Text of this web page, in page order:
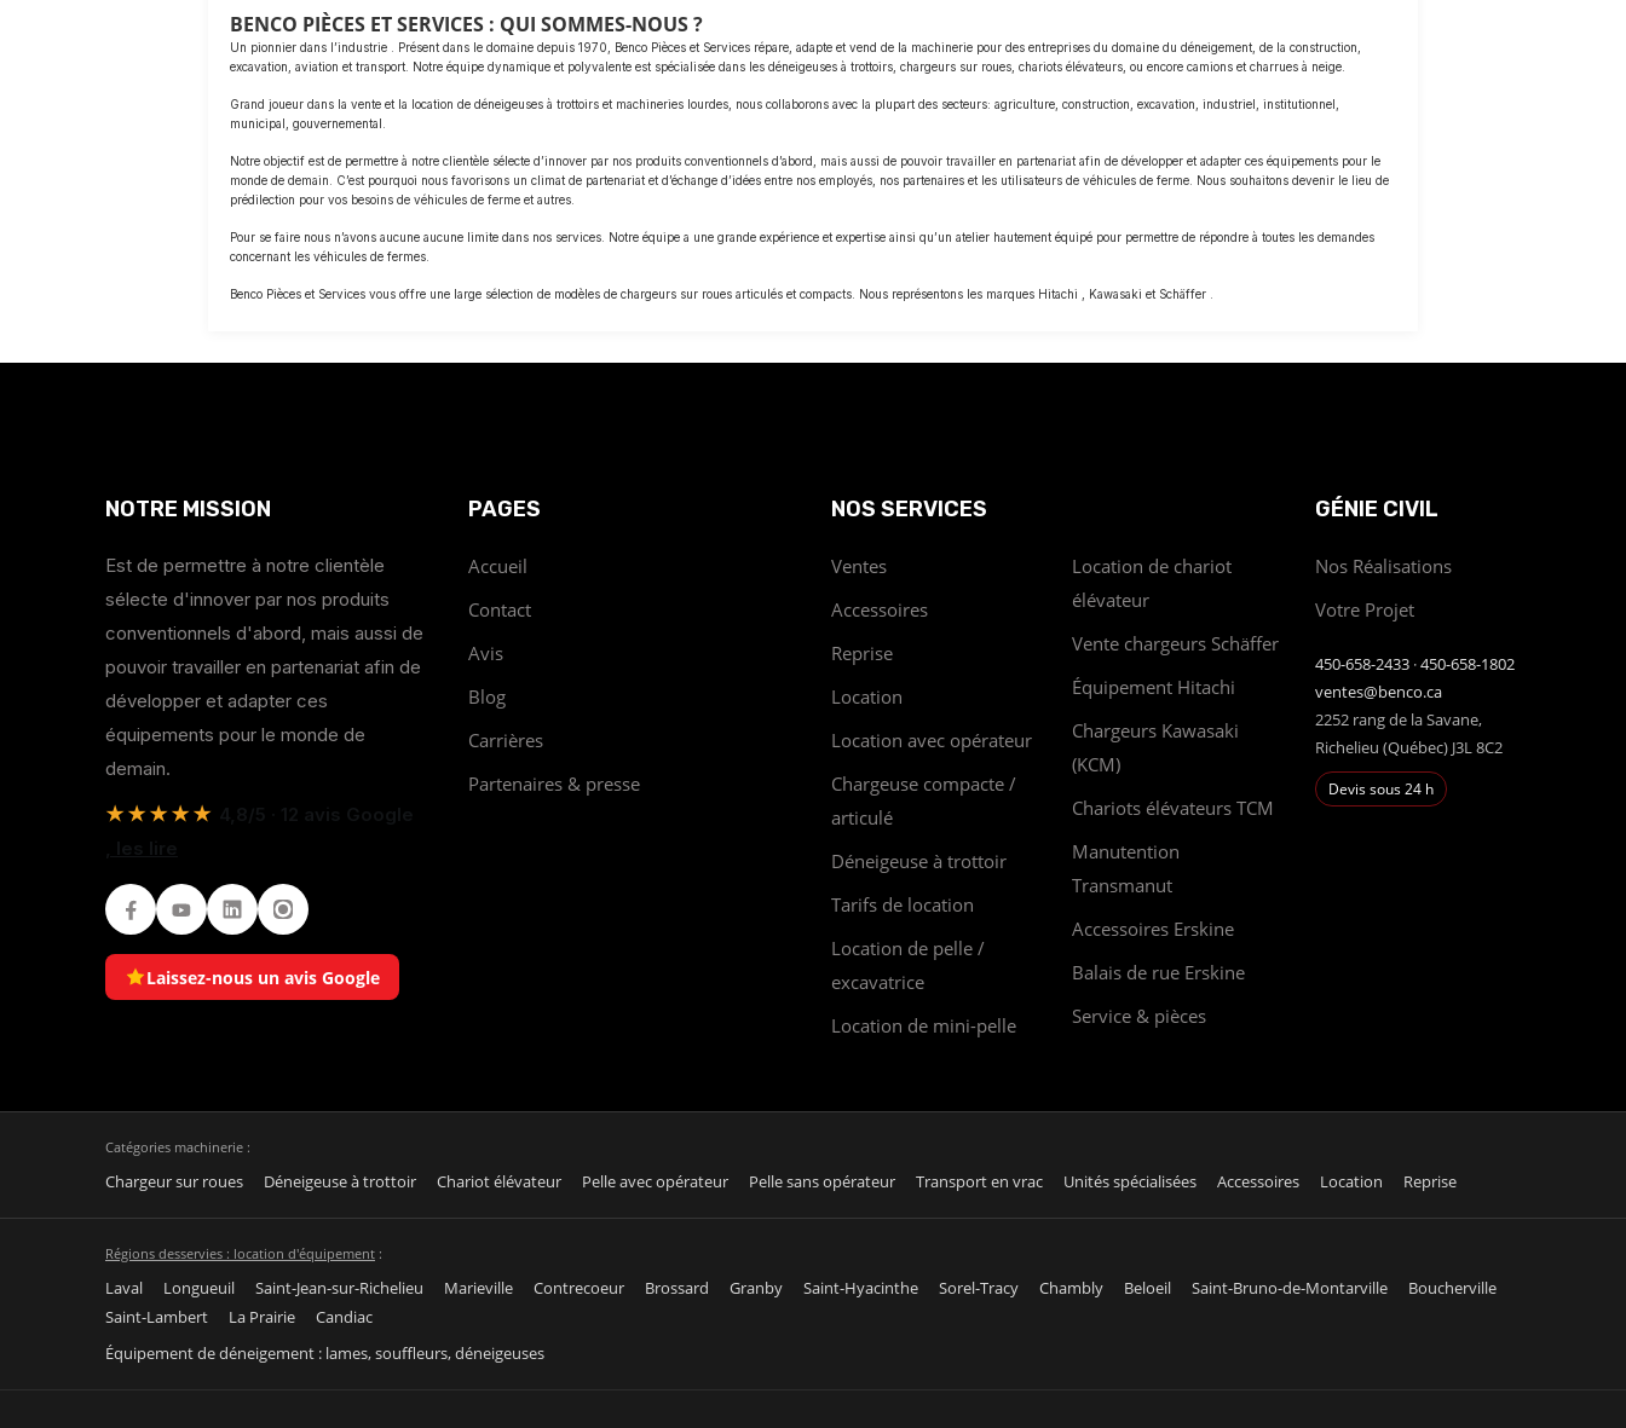
BENCO PIÈCES ET SERVICES : QUI SOMMES-NOUS ?
Un pionnier dans l’industrie . Présent dans le domaine depuis 1970, Benco Pièces et Services répare, adapte et vend de la machinerie pour des entreprises du domaine du déneigement, de la construction,
excavation, aviation et transport. Notre équipe dynamique et polyvalente est spécialisée dans les déneigeuses à trottoirs, chargeurs sur roues, chariots élévateurs, ou encore camions et charrues à neige.
Grand joueur dans la vente et la location de déneigeuses à trottoirs et machineries lourdes, nous collaborons avec la plupart des secteurs: agriculture, construction, excavation, industriel, institutionnel,
municipal, gouvernemental.
Notre objectif est de permettre à notre clientèle sélecte d’innover par nos produits conventionnels d’abord, mais aussi de pouvoir travailler en partenariat afin de développer et adapter ces équipements pour le
monde de demain. C’est pourquoi nous favorisons un climat de partenariat et d’échange d’idées entre nos employés, nos partenaires et les utilisateurs de véhicules de ferme. Nous souhaitons devenir le lieu de
prédilection pour vos besoins de véhicules de ferme et autres.
Pour se faire nous n’avons aucune aucune limite dans nos services. Notre équipe a une grande expérience et expertise ainsi qu’un atelier hautement équipé pour permettre de répondre à toutes les demandes
concernant les véhicules de fermes.
Benco Pièces et Services vous offre une large sélection de modèles de chargeurs sur roues articulés et compacts. Nous représentons les marques Hitachi , Kawasaki et Schäffer .
NOTRE MISSION
Est de permettre à notre clientèle
sélecte d'innover par nos produits
conventionnels d'abord, mais aussi de
pouvoir travailler en partenariat afin de
développer et adapter ces
équipements pour le monde de
demain.
★★★★★
FacebookYoutubeLinkedInInstagram
Laissez-nous un avis Google
PAGES
Accueil
Contact
Avis
Blog
Carrières
Partenaires & presse
NOS SERVICES
Ventes
Accessoires
Reprise
Location
Location avec opérateur
Chargeuse compacte /
articulé
Déneigeuse à trottoir
Tarifs de location
Location de pelle /
excavatrice
Location de mini-pelle
Location de chariot
élévateur
Vente chargeurs Schäffer
Équipement Hitachi
Chargeurs Kawasaki
(KCM)
Chariots élévateurs TCM
Manutention
Transmanut
Accessoires Erskine
Balais de rue Erskine
Service & pièces
GÉNIE CIVIL
Nos Réalisations
Votre Projet
450-658-2433 ·450-658-1802
ventes@benco.ca
2252 rang de la Savane,
Richelieu (Québec) J3L 8C2
Devis sous 24 h
Catégories machinerie :
Chargeur sur roues Déneigeuse à trottoir Chariot élévateur Pelle avec opérateur Pelle sans opérateur Transport en vrac Unités spécialisées Accessoires Location Reprise
Régions desservies : location d'équipement :
Laval Longueuil Saint-Jean-sur-Richelieu Marieville Contrecoeur Brossard Granby Saint-Hyacinthe Sorel-Tracy Chambly Beloeil Saint-Bruno-de-Montarville
Boucherville
Saint-Lambert
La Prairie
Candiac
Équipement de déneigement : lames, souffleurs, déneigeuses